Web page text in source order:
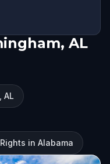
AL
AL
in Alabama